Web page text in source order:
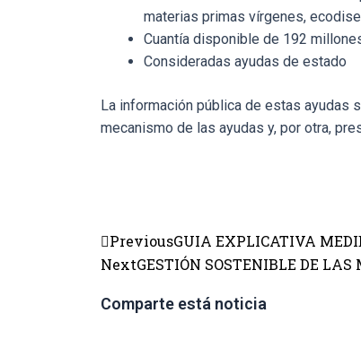
materias primas vírgenes,
Cuantía disponible de 192
Consideradas ayudas de estado
La información pública de estas ayudas
mecanismo de las ayudas y, por otra,
PreviousGUIA EXPLICATIVA
NextGESTIÓN SOSTENIBLE DE
Comparte está noticia